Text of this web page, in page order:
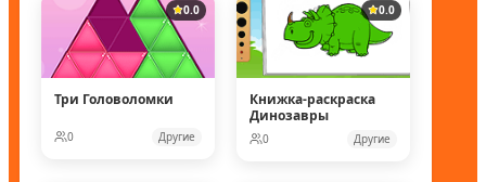
0.0
Три Головоломки
0 Другие
0.0
Книжка-раскраска
Динозавры
0 Другие